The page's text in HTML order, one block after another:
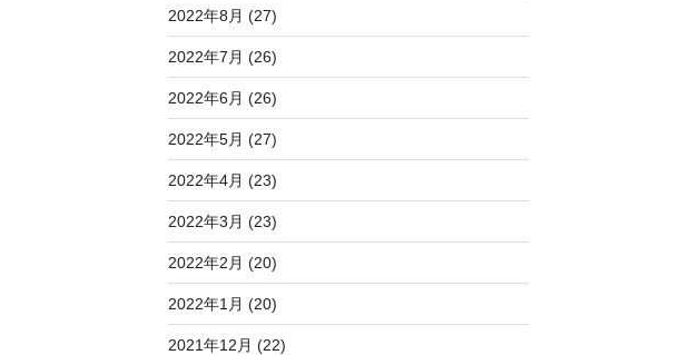
2022年8月 (27)
2022年7月 (26)
2022年6月 (26)
2022年5月 (27)
2022年4月 (23)
2022年3月 (23)
2022年2月 (20)
2022年1月 (20)
2021年12月 (22)